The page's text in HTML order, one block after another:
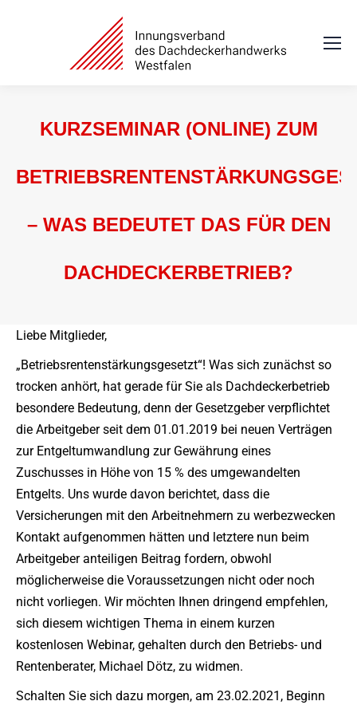
KURZSEMINAR (ONLINE) ZUM
– WAS BEDEUTET DAS FÜR DEN
DACHDECKERBETRIEB?
Liebe Mitglieder,
„Betriebsrentenstärkungsgesetzt“! Was sich zunächst so
trocken anhört, hat gerade für Sie als Dachdeckerbetrieb
besondere Bedeutung, denn der Gesetzgeber verpflichtet
die Arbeitgeber seit dem 01.01.2019 bei neuen Verträgen
zur Entgeltumwandlung zur Gewährung eines
Zuschusses in Höhe von 15 % des umgewandelten
Entgelts. Uns wurde davon berichtet, dass die
Versicherungen mit den Arbeitnehmern zu werbezwecken
Kontakt aufgenommen hätten und letztere nun beim
Arbeitgeber anteiligen Beitrag fordern, obwohl
möglicherweise die Voraussetzungen nicht oder noch
nicht vorliegen. Wir möchten Ihnen dringend empfehlen,
sich diesem wichtigen Thema in einem kurzen
kostenlosen Webinar, gehalten durch den Betriebs- und
Rentenberater, Michael Dötz, zu widmen.
Schalten Sie sich dazu morgen, am 23.02.2021, Beginn